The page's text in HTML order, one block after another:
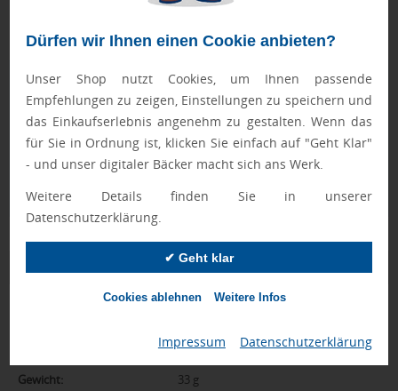
Dürfen wir Ihnen einen Cookie anbieten?
Unser Shop nutzt Cookies, um Ihnen passende
Empfehlungen zu zeigen, Einstellungen zu speichern und
das Einkaufserlebnis angenehm zu gestalten. Wenn das
für Sie in Ordnung ist, klicken Sie einfach auf "Geht Klar"
- und unser digitaler Bäcker macht sich ans Werk.
Weitere Details finden Sie in unserer
Datenschutzerklärung.
✔ Geht klar
Cookies ablehnen Weitere Infos
Impressum Datenschutzerklärung
Geprüft von Ewa
Nur Produkte, die unserenQualitätscheckbestehen,
schaffen es in den Shop.Mehr erfahren
Ewa Engel,
Ferrero
Gewicht: 33 g